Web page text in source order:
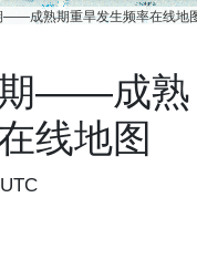
——成熟期重旱发生频率在线地
期——成熟
线地图